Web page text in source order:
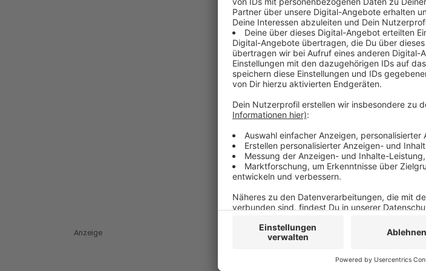
1:4 hieß es am Ende
Ljubicic in der 55., Uth in
machten die 26.
Minute der
Denis Zakaria und
damals hieß es 0:4,
Weiter geht es für den
Anzeige
Anzeige